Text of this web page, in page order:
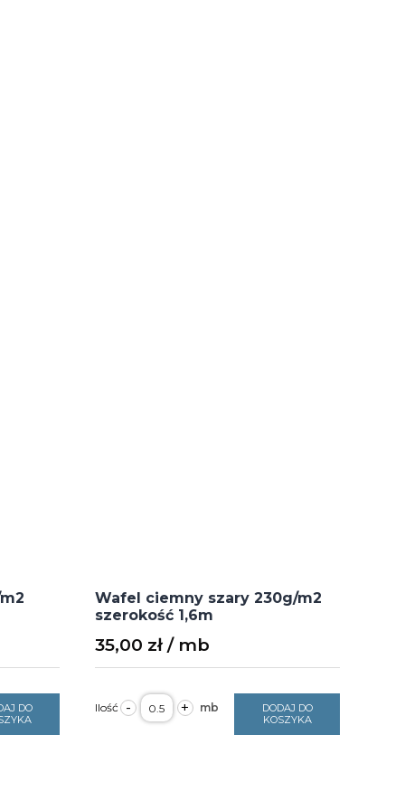
DO
Wafel ciemny szary 230g/m2
szerokość 1,6m
35,00 zł
- ilość
Wafel+
DODAJ DO
KOSZYKA